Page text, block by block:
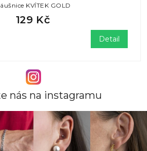
KVÍTEK GOLD
129 Kč
Detail
nás na instagramu